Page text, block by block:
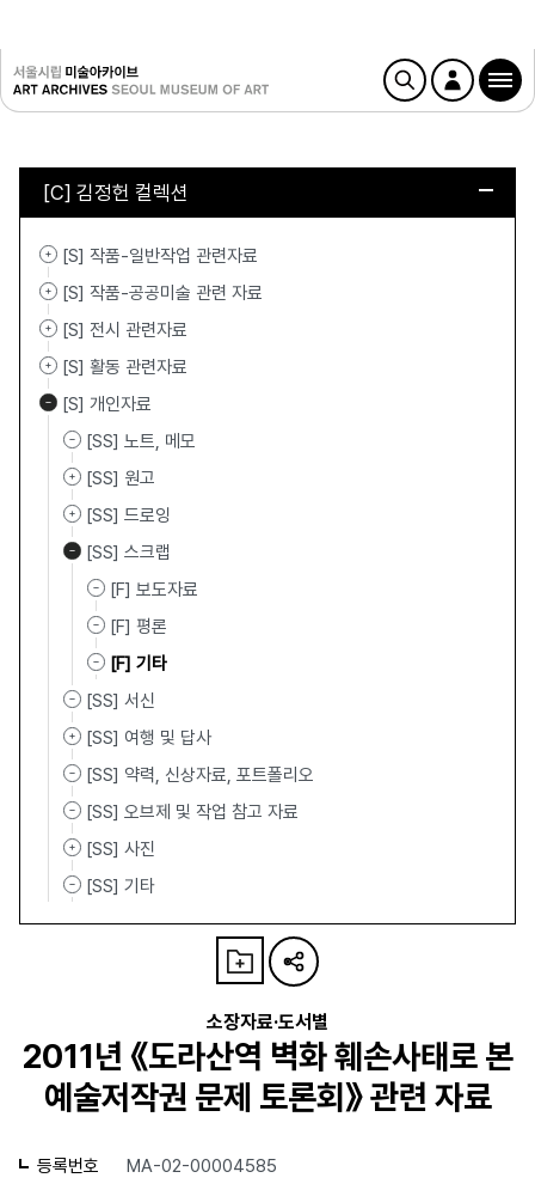
[C] 김정헌 컬렉션
[S] 작품-일반작업 관련자료
[S] 작품-공공미술 관련 자료
[S] 전시 관련자료
[S] 활동 관련자료
[S] 개인자료
[SS] 노트, 메모
[SS] 원고
[SS] 드로잉
[SS] 스크랩
[F] 보도자료
[F] 평론
[F] 기타
[SS] 서신
[SS] 여행 및 답사
[SS] 약력, 신상자료, 포트폴리오
[SS] 오브제 및 작업 참고 자료
[SS] 사진
[SS] 기타
소장자료·도서별
2011년 《도라산역 벽화 훼손사태로 본
예술저작권 문제 토론회》 관련 자료
등록번호 MA-02-00004585